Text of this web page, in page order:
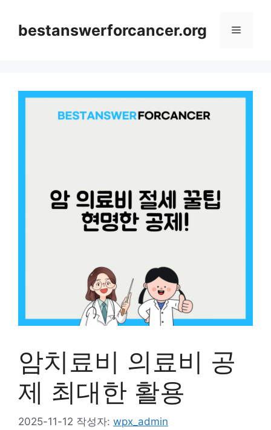
bestanswerforcancer.org 메
암치료비 의료비 공
제 최대한 활용
2025-11-12 작성자: wpx_admin